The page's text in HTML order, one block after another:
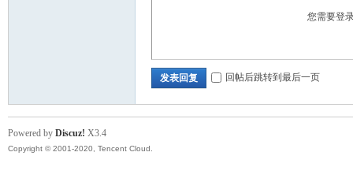
您需要登
发表回复 回帖后跳转到最后一页
Powered by Discuz! X3.4
Copyright © 2001-2020, Tencent Cloud.